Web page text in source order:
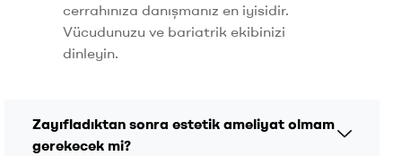
cerrahınıza danışmanız en iyisidir.
Vücudunuzu ve bariatrik ekibinizi
dinleyin.
Zayıfladıktan sonra estetik ameliyat olmam
gerekecek mi?